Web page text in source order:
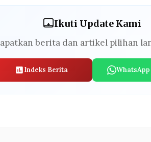
Ikuti Update Kami
berita dan artikel pilihan
Indeks Berita